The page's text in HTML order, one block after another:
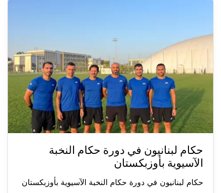
حكام لبنانيون في دورة حكام النخبة
الآسيوية بأوزبكستان
حكام لبنانيون في دورة حكام النخبة الآسيوية بأوزبكستان